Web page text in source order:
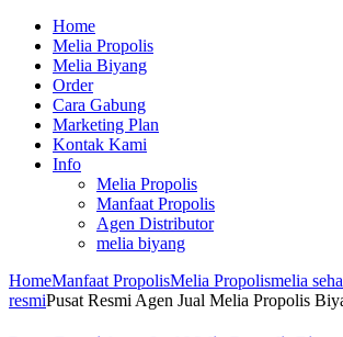
Home
Melia Propolis
Melia Biyang
Order
Cara Gabung
Marketing Plan
Kontak Kami
Info
Melia Propolis
Manfaat Propolis
Agen Distributor
melia biyang
HomeManfaat PropolisMelia Propolismelia
resmiPusat Resmi Agen Jual Melia Propolis